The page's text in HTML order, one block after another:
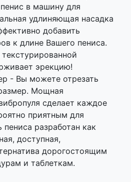
в машину для
удлиняющая насадка
добавить
к длине Вашего пениса.
эрекцию!
- Вы можете отрезать
Мощная
сделает каждое
приятным для
пениса разработан как
доступная,
дорогостоящим
и таблеткам.